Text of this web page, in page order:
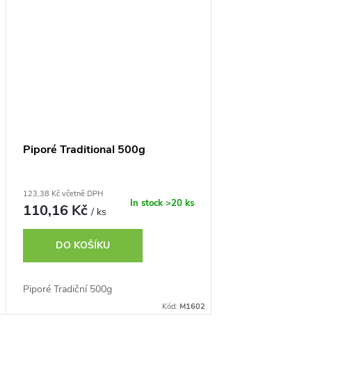
Piporé Traditional 500g
123,38 Kč včetně DPH
110,16 Kč/ ks
In stock >20 ks
DO KOŠÍKU
Piporé Tradiční 500g
Kód: M1602